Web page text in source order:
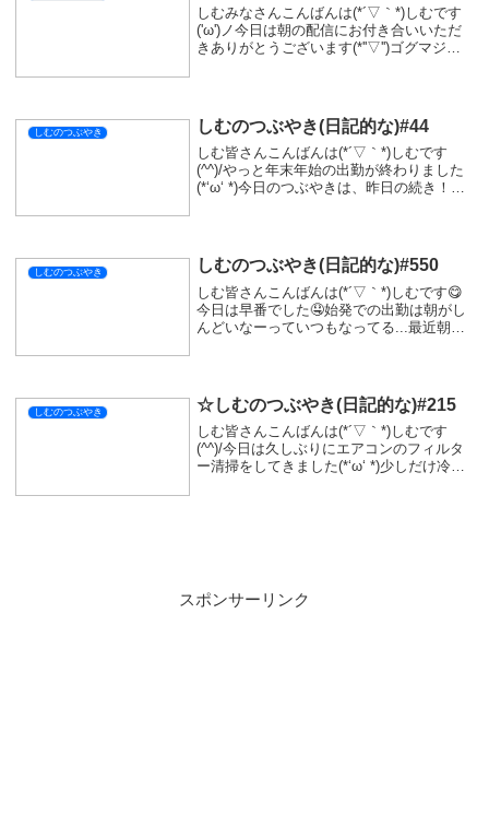
しむみなさんこんばんは(*´▽｀*)しむです
('ω')ノ今日は朝の配信にお付き合いいただ
きありがとうございます(*''▽'')ゴグマジオ
しむのつぶやき しむのつぶやき(日記的な)#44
しむ皆さんこんばんは(*´▽｀*)しむです
(^^)/やっと年末年始の出勤が終わりました
(*‘ω‘ *)今日のつぶやきは、昨日の続き！コ
しむのつぶやき しむのつぶやき(日記的な)#550
しむ皆さんこんばんは(*´▽｀*)しむです😋
今日は早番でした🤤始発での出勤は朝がし
んどいなーっていつもなってる...最近朝ス
で...
しむのつぶやき ☆しむのつぶやき(日記的な)#215
しむ皆さんこんばんは(*´▽｀*)しむです
(^^)/今日は久しぶりにエアコンのフィルタ
ー清掃をしてきました(*‘ω‘ *)少しだけ冷え
スポンサーリンク